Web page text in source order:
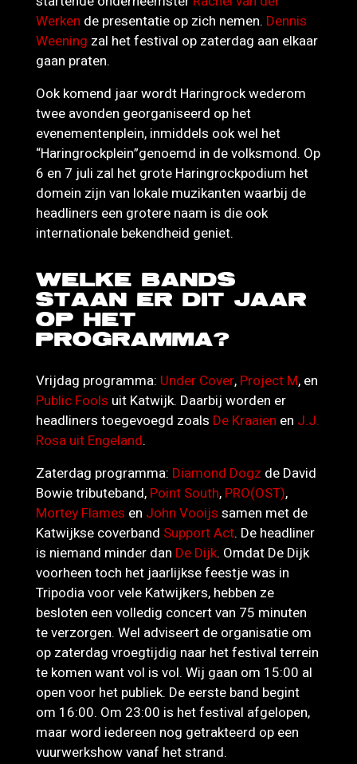
Werken de presentatie op zich nemen. Dennis
Weening zal het festival op zaterdag aan elkaar
gaan praten.
Ook komend jaar wordt Haringrock wederom
twee avonden georganiseerd op het
evenementenplein, inmiddels ook wel het
“Haringrockplein”genoemd in de volksmond. Op
6 en 7 juli zal het grote Haringrockpodium het
domein zijn van lokale muzikanten waarbij de
headliners een grotere naam is die ook
internationale bekendheid geniet.
WELKE BANDS
STAAN ER DIT JAAR
OP HET
PROGRAMMA?
Vrijdag programma: Under Cover, Project M, en
Public Fools uit Katwijk. Daarbij worden er
headliners toegevoegd zoals De Kraaien en J.J.
Rosa uit Engeland.
Zaterdag programma: Diamond Dogz de David
Bowie tributeband, Point South, PRO(OST),
Mortey Flames en John Vooijs samen met de
Katwijkse coverband Support Act. De headliner
is niemand minder dan De Dijk. Omdat De Dijk
voorheen toch het jaarlijkse feestje was in
Tripodia voor vele Katwijkers, hebben ze
besloten een volledig concert van 75 minuten
te verzorgen. Wel adviseert de organisatie om
op zaterdag vroegtijdig naar het festival terrein
te komen want vol is vol. Wij gaan om 15:00 al
open voor het publiek. De eerste band begint
om 16:00. Om 23:00 is het festival afgelopen,
maar word iedereen nog getrakteerd op een
vuurwerkshow vanaf het strand.